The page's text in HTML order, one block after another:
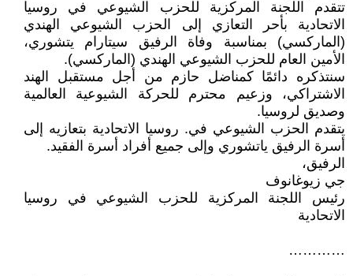
تتقدم اللجنة المركزية للحزب الشيوعي في روسيا
الاتحادية بأحر التعازي إلى الحزب الشيوعي الهندي
(الماركسي) بمناسبة وفاة الرفيق سيتارام يتشوري،
الأمين العام للحزب الشيوعي الهندي (الماركسي).
سنتذكره دائمًا كمناضل حازم من أجل مستقبل الهند
الاشتراكي، وزعيم محترم للحركة الشيوعية العالمية
وصديق لروسيا.
يتقدم الحزب الشيوعي في. روسيا الاتحادية بتعازيه إلى
أسرة الرفيق ياتشوري وإلى جميع أفراد أسرة الفقيد.
الرفيق،
جي زيوغانوف
رئيس اللجنة المركزية للحزب الشيوعي في روسيا
الاتحادية
…………